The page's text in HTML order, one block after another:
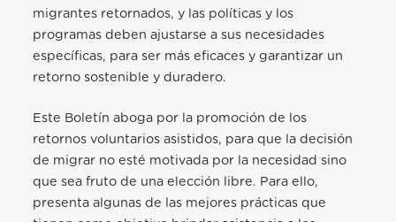
migrantes retornados, y las políticas y los
programas deben ajustarse a sus necesidades
específicas, para ser más eficaces y garantizar un
retorno sostenible y duradero.
Este Boletín aboga por la promoción de los
retornos voluntarios asistidos, para que la decisión
de migrar no esté motivada por la necesidad sino
que sea fruto de una elección libre. Para ello,
presenta algunas de las mejores prácticas que